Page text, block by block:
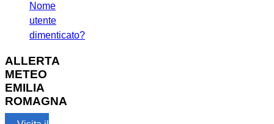
Nome
utente
dimenticato?
ALLERTA
METEO
EMILIA
ROMAGNA